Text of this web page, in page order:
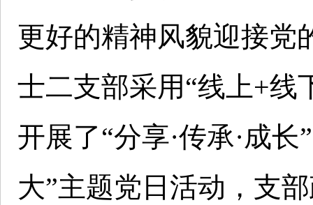
更好的精神风貌迎接党
士二支部采用“线上+线
开展了“分享·传承·成
大”主题党日活动，支